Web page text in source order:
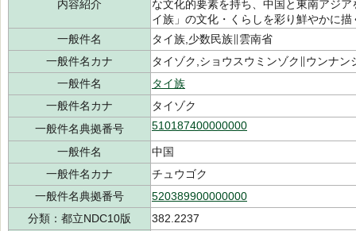
内容紹介
な文化的要素を持ち、中国と東南アジ
イ族」の文化・くらしを彩り鮮やかに描
一般件名
タイ族,少数民族∥雲南省
一般件名カナ
タイゾク,ショウスウミンゾク∥ウンナン
一般件名
タイ族
一般件名カナ
タイゾク
一般件名典拠番号
510187400000000
一般件名
中国
一般件名カナ
チュウゴク
一般件名典拠番号
520389900000000
分類：都立NDC10版
382.2237